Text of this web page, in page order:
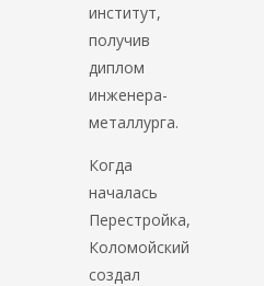
институт,
получив
диплом
инженера-
металлурга.
Когда
началась
Перестройка,
Коломойский
создал